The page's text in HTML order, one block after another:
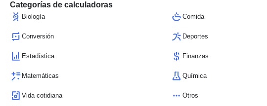
Categorías de calculadoras
Biología Comida
Conversión Deportes
Estadística Finanzas
Matemáticas Química
Vida cotidiana Otros